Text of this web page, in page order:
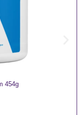
454g